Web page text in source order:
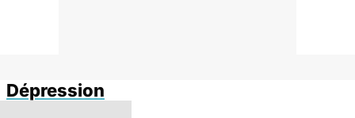
Dépression